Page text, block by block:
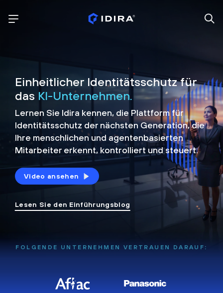
Einheitlicher Identitätsschutz für
das KI-Unternehmen.
Lernen Sie Idira kennen, die Plattformfür
Identitätsschutz der nächsten Generation, die
Ihre menschlichen und agentenbasierten
Mitarbeiter erkennt, kontrolliert undsteuert.
Video ansehen
Lesen Sie den Einführungsblog
FOLGENDE UNTERNEHMEN VERTRAUEN DARAUF: